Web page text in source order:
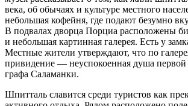
века, об обычаях и культуре местного
небольшая кофейня, где подают безумно
В подвалах дворца Порциа расположены
и небольшая картинная галерея. Есть у
Местные жители утверждают, что по
привидение — неуспокоенная душа
графа Саламанки.
Шпитталь славится среди туристов как